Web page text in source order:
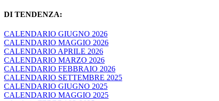
DI TENDENZA:
CALENDARIO GIUGNO 2026
CALENDARIO MAGGIO 2026
CALENDARIO APRILE 2026
CALENDARIO MARZO 2026
CALENDARIO FEBBRAIO 2026
CALENDARIO SETTEMBRE 2025
CALENDARIO GIUGNO 2025
CALENDARIO MAGGIO 2025